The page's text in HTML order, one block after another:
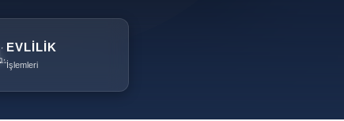
EVLILIK
İşlemleri